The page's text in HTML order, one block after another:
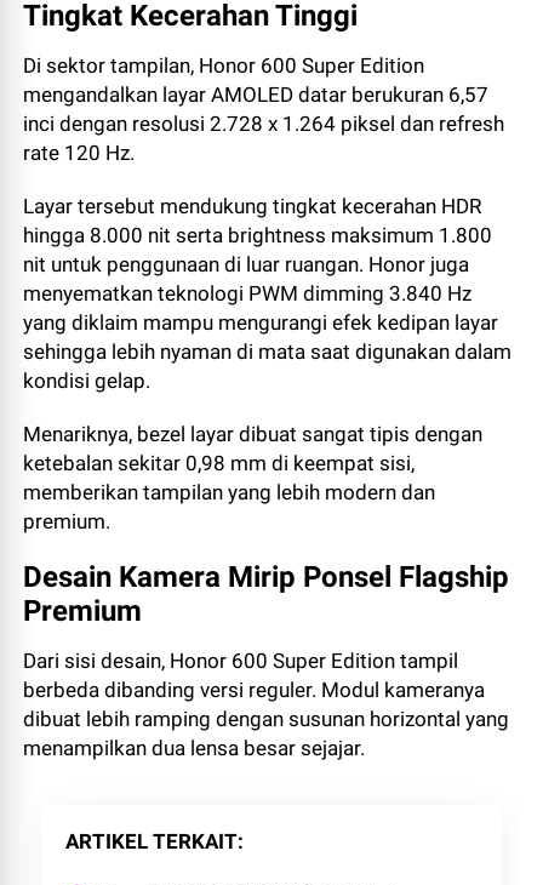
Tingkat Kecerahan Tinggi
Di sektor tampilan, Honor 600 Super Edition
mengandalkan layar AMOLED datar berukuran 6,57
inci dengan resolusi 2.728 x 1.264 piksel dan refresh
rate 120 Hz.
Layar tersebut mendukung tingkat kecerahan HDR
hingga 8.000 nit serta brightness maksimum 1.800
nit untuk penggunaan di luar ruangan. Honor juga
menyematkan teknologi PWM dimming 3.840 Hz
yang diklaim mampu mengurangi efek kedipan layar
sehingga lebih nyaman di mata saat digunakan dalam
kondisi gelap.
Menariknya, bezel layar dibuat sangat tipis dengan
ketebalan sekitar 0,98 mm di keempat sisi,
memberikan tampilan yang lebih modern dan
premium.
Desain Kamera Mirip Ponsel Flagship
Premium
Dari sisi desain, Honor 600 Super Edition tampil
berbeda dibanding versi reguler. Modul kameranya
dibuat lebih ramping dengan susunan horizontal yang
menampilkan dua lensa besar sejajar.
ARTIKEL TERKAIT